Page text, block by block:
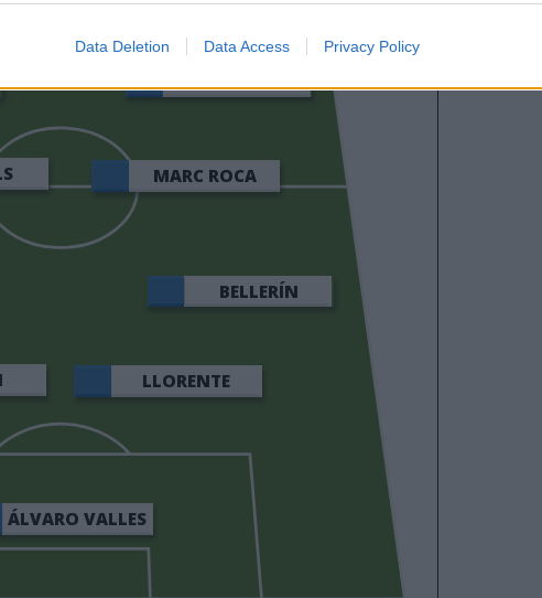
Data Deletion Data Access Privacy Policy
ÁLVARO VALLES
BELLERÍN
LLORENTE
MARC ROCA